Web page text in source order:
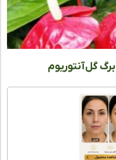
آنتوریوم